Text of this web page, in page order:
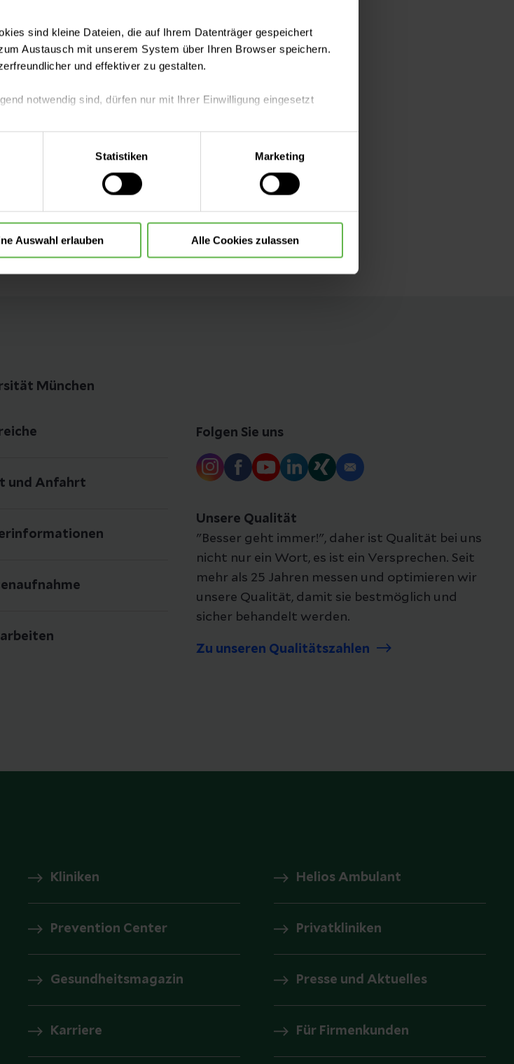
sind kleine Dateien, die auf Ihrem Datenträger gespeichert
Austausch mit unserem System über Ihren Browser speichern.
und effektiver zu gestalten.
notwendig sind, dürfen nur mit Ihrer Einwilligung eingesetzt
Cookies zu benutzen, eine individuelle Auswahl hinsichtlich der
von „Alle Cookies akzeptieren“ in die Verwendung aller Cookies
ändern oder widerrufen.
Statistiken Marketing
Auswahl erlauben Alle Cookies zulassen
München
und Anfahrt
arbeiten
Folgen Sie uns
Unsere Qualität
"Besser geht immer!", daher ist Qualität bei uns
nicht nur ein Wort, es ist ein Versprechen. Seit
mehr als 25 Jahren messen und optimieren wir
unsere Qualität, damit sie bestmöglich und
sicher behandelt werden.
Zu unseren Qualitätszahlen
Kliniken Helios Ambulant
Prevention Center Privatkliniken
Gesundheitsmagazin Presse und Aktuelles
Karriere Für Firmenkunden